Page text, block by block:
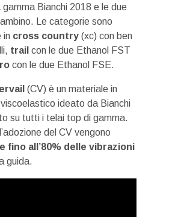
gamma Bianchi 2018 e le due
Le categorie sono
in cross country (xc) con ben
trail con le due Ethanol FST
con le due Ethanol FSE.
(CV) è un materiale in
ideato da Bianchi
su tutti i telai top di gamma.
del CV vengono
fino all’80% delle vibrazioni
guida.